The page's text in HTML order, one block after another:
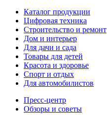
Каталог продукции
Цифровая техника
Строительство и ремонт
Дом и интерьер
Для дачи и сада
Товары для детей
Красота и здоровье
Спорт и отдых
Для автомобилистов
Пресс-центр
Обзоры и советы